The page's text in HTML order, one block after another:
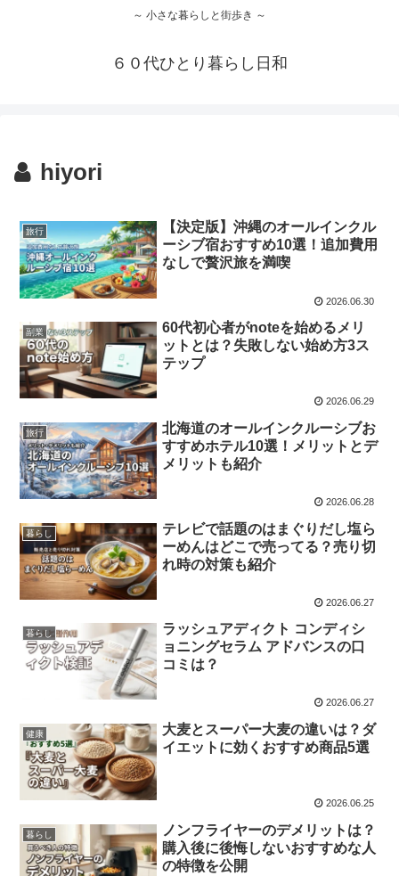
～ 小さな暮らしと街歩き ～
６０代ひとり暮らし日和
hiyori
旅行
【決定版】沖縄のオールインクル
ーシブ宿おすすめ10選！追加費用
なしで贅沢旅を満喫
2026.06.30
副業
60代初心者がnoteを始めるメリ
ットとは？失敗しない始め方3ス
テップ
2026.06.29
旅行
北海道のオールインクルーシブお
すすめホテル10選！メリットとデ
メリットも紹介
2026.06.28
暮らし
テレビで話題のはまぐりだし塩ら
ーめんはどこで売ってる？売り切
れ時の対策も紹介
2026.06.27
暮らし
ラッシュアディクト コンディシ
ョニングセラム アドバンスの口
コミは？
2026.06.27
健康
大麦とスーパー大麦の違いは？ダ
イエットに効くおすすめ商品5選
2026.06.25
暮らし
ノンフライヤーのデメリットは？
購入後に後悔しないおすすめな人
の特徴を公開